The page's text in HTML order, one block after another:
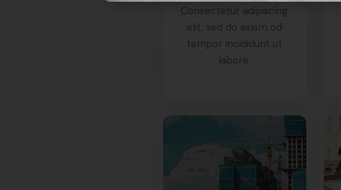
Consectetur adipiscing
elit, sed do eiusm od
tempor incididunt ut
labore.